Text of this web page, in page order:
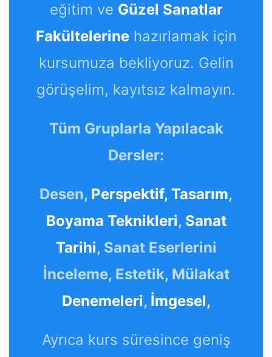
eğitim ve Güzel Sanatlar
Fakültelerinehazırlamak için
kursumuza bekliyoruz. Gelin
görüşelim, kayıtsız kalmayın.
Tüm Gruplarla Yapılacak
Dersler:
Desen, Perspektif, Tasarım,
Boyama Teknikleri, Sanat
Tarihi, Sanat Eserlerini
İnceleme, Estetik, Mülakat
Denemeleri, İmgesel,
Ayrıca kurs süresince geniş